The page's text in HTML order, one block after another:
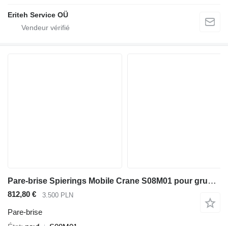
Eriteh Service OÜ
Pare-brise Spierings Mobile Crane S08M01 pour grue mobile Spierings Spierings AT3
812,80 € 3.500 PLN
Pare-brise